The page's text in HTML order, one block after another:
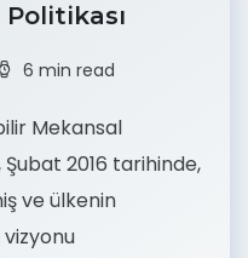
6 min read
Mekansal
2016 tarihinde,
ve ülkenin